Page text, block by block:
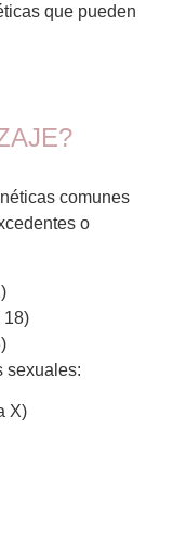
que pueden
comunes
o
18)
sexuales:
X)